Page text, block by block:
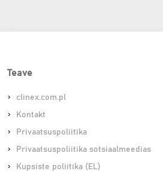
Teave
clinex.com.pl
Kontakt
Privaatsuspoliitika
Privaatsuspoliitika sotsiaalmeedias
Kupsiste poliitika (EL)